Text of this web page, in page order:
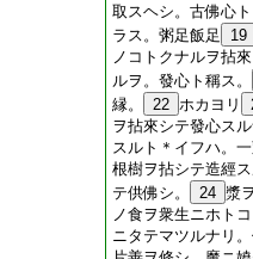
取スヘシ。古佛心
ラス。粥足飯足
19
ノコトクナルヲ拈
ルヲ。發心ト稱ス。
縁。
22 ホカヨリ
ヲ拈來シテ發心ス
スルト＊イフハ。
根樹ヲ拈シテ造經
テ供佛シ。
24 漿
ノ食ヲ衆生ニホト
ニタテマツルナリ